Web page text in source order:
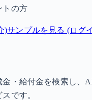
トの方
)サンプルを見る (ログ
・給付金を検索し、
です。